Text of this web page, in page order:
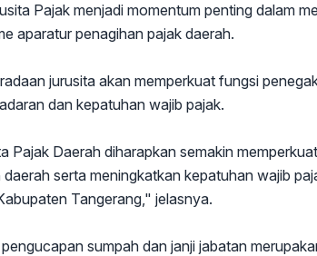
Pajak menjadi momentum penting dalam
aparatur penagihan pajak daerah.
jurusita akan memperkuat fungsi
dan kepatuhan wajib pajak.
Pajak Daerah diharapkan semakin
serta meningkatkan kepatuhan wajib
Tangerang," jelasnya.
sumpah dan janji jabatan